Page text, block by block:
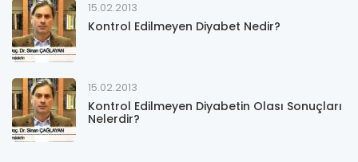
15.02.2013
Kontrol Edilmeyen Diyabet Nedir?
15.02.2013
Kontrol Edilmeyen Diyabetin Olası Sonuçları
Nelerdir?